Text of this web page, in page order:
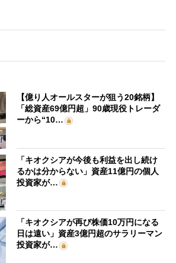
【億り人オールスターが狙う20銘柄】
「総資産69億円超」90歳現役トレーダ
ーから“10…
「キオクシアが今後も利益を出し続け
るかは分からない」資産11億円の個人
投資家が…
「キオクシアが再び株価10万円になる
日は遠い」資産3億円超のサラリーマン
投資家が…